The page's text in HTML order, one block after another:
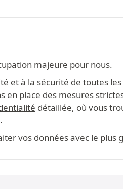
majeure pour nous.
et à la sécurité de toutes
en place des mesures
détaillée, où vous
vos données avec le plus